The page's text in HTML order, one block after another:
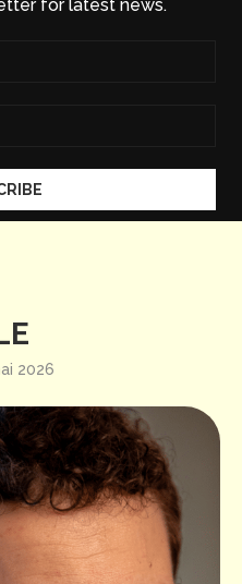
for latest news.
2026